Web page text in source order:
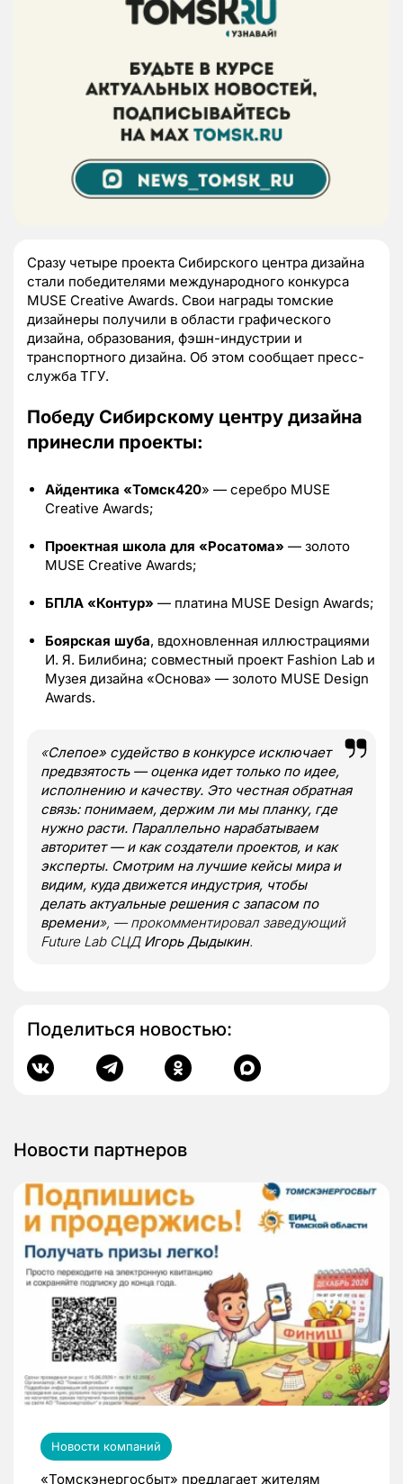
Сразу четыре проекта Сибирского центра дизайна
стали победителями международного конкурса
MUSE Creative Awards. Свои награды томские
дизайнеры получили в области графического
дизайна, образования, фэшн-индустрии и
транспортного дизайна. Об этом сообщает пресс-
служба ТГУ.
Победу Сибирскому центру дизайна
принесли проекты:
Айдентика «Томск420» — серебро MUSE
Creative Awards;
Проектная школа для «Росатома» — золото
MUSE Creative Awards;
БПЛА «Контур» — платина MUSE Design Awards;
Боярская шуба, вдохновленная иллюстрациями
И. Я. Билибина; совместный проект Fashion Lab и
Музея дизайна «Основа» — золото MUSE Design
Awards.
«Слепое» судейство в конкурсе исключает
предвзятость — оценка идет только по идее,
исполнению и качеству. Это честная обратная
связь: понимаем, держим ли мы планку, где
нужно расти. Параллельно нарабатываем
авторитет — и как создатели проектов, и как
эксперты. Смотрим на лучшие кейсы мира и
видим, куда движется индустрия, чтобы
делать актуальные решения с запасом по
времени», — прокомментировал заведующий
Future Lab СЦД Игорь Дыдыкин.
Поделиться новостью:
Новости партнеров
Новости компаний
«Томскэнергосбыт» предлагает жителям